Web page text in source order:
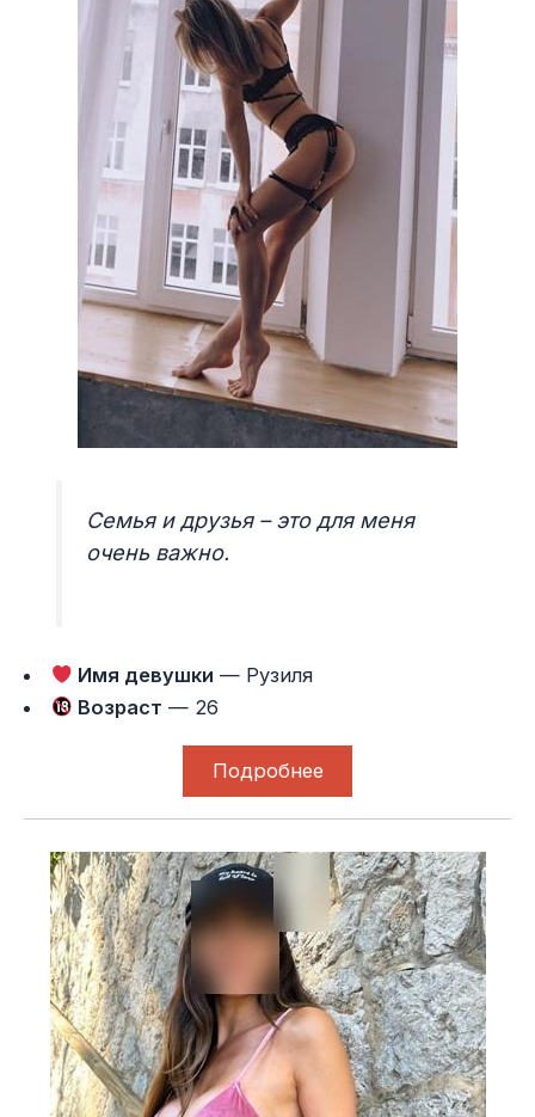
Семья и друзья – это для меня
очень важно.
Имя девушки — Рузиля
Возраст — 26
Подробнее